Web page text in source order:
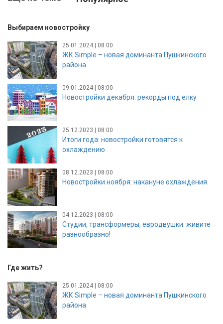
Выбираем новостройку
25.01.2024 | 08:00
ЖК Simple – новая доминанта Пушкинского
района
09.01.2024 | 08:00
Новостройки декабря: рекорды под елку
25.12.2023 | 08:00
Итоги года: новостройки готовятся к
охлаждению
08.12.2023 | 08:00
Новостройки ноября: накануне охлаждения
04.12.2023 | 08:00
Студии, трансформеры, евродвушки: живите
разнообразно!
Где жить?
25.01.2024 | 08:00
ЖК Simple – новая доминанта Пушкинского
района